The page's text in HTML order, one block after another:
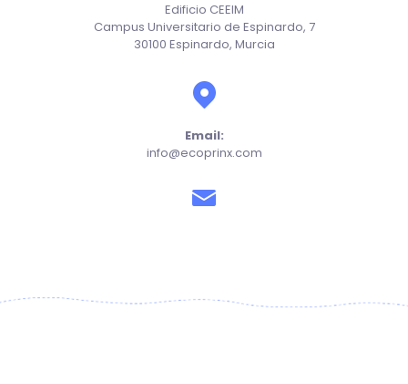
Edificio CEEIM
Campus Universitario de Espinardo, 7
30100 Espinardo, Murcia
Email:
info@ecoprinx.com